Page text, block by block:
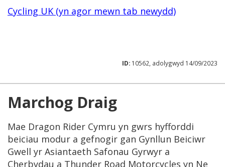
Cycling UK (yn agor mewn tab newydd)
ID: 10562, adolygwyd 14/09/2023
Marchog Draig
Mae Dragon Rider Cymru yn gwrs hyfforddi
beiciau modur a gefnogir gan Gynllun Beiciwr
Gwell yr Asiantaeth Safonau Gyrwyr a
Cherbydau a Thunder Road Motorcycles yn Ne